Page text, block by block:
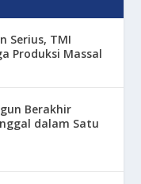
Serius, TMI
Produksi Massal
Berakhir
dalam Satu